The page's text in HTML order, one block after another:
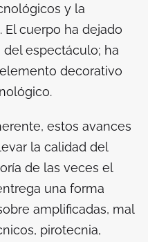
y la
cuerpo ha dejado
espectáculo; ha
decorativo
estos avances
la calidad del
de las veces el
una forma
amplificadas, mal
pirotecnia,